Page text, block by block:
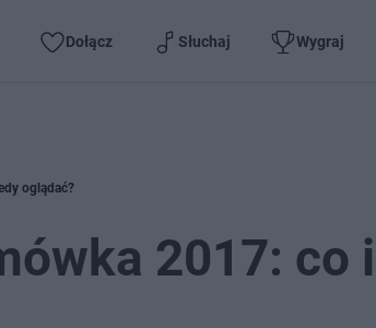
Dołącz Słuchaj Wygraj
oglądać?
2017: co